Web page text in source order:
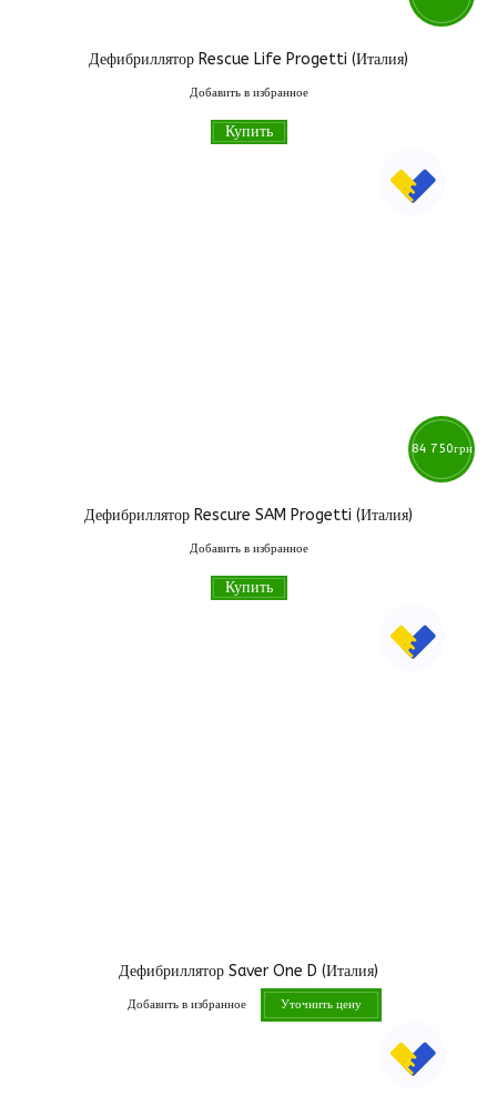
Дефибриллятор Rescue Life Progetti (Италия)
Добавить в избранное
Купить
Дефибриллятор Rescure SAM Progetti (Италия)
Добавить в избранное
84 750грн
Купить
Дефибриллятор Saver One D (Италия)
Добавить в избранное Уточнить цену